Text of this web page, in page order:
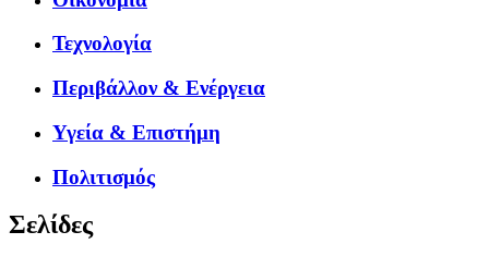
Τεχνολογία
Περιβάλλον & Ενέργεια
Υγεία & Επιστήμη
Πολιτισμός
Σελίδες